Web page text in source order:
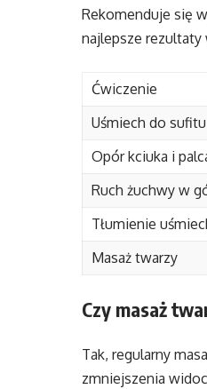
Rekomenduje się
najlepsze
Ćwiczenie
Uśmiech do sufitu
Opór kciuka i
Ruch żuchwy w
Tłumienie
Masaż twarzy
Czy masaż
Tak, regularny
zmniejszenia